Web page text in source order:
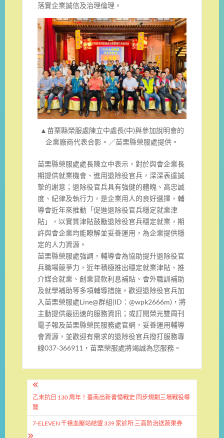
落實企業誠信及治理倫理。
▲苗栗縣榮服處陳立中處長(中)與參加說明會的
企業廠商代表合影。／苗栗縣榮服處提供。
苗栗縣榮服處處長陳立中表示，對於與會企業長
期提供就業機會、進用退除役官兵，深深表達誠
摯的謝意；退除役官兵具有強健的體魄、高忠誠
度、紀律及執行力，是企業用人的良好選擇，輔
導會近年來推動「促進退除役官兵穩定就業津
貼」，以實質津貼鼓勵退除役官兵穩定就業，期
許與會企業均能瞭解並妥善運用，為企業提供穩
定的人力資源。
苗栗縣榮服處強調，輔導會為協助提升退除役官
兵職場競爭力，近年積極推出穩定就業津貼、推
介媒合就業、創業貸款利息補貼、會外職訓補助
及就學補助等多項輔導措施。歡迎退除役官兵加
入苗栗榮服處Line@群組(ID：@wpk2666m)，將
主動提供最迅速的服務資訊；或訂閱榮光雙周刊
電子報及苗栗縣榮民服務處官網，妥善運用輔導
會資源，並歡迎有需求的退除役官兵撥打服務專
線037-366911，苗栗榮服處將竭誠為您服務。
文
章
導
乙未抗日 130 周年！臺南出新書憶戰史 同步規劃三場戰役導
覽
7-ELEVEN 千禧血壓站結盟 339 家診所 三高防治送蔬果券